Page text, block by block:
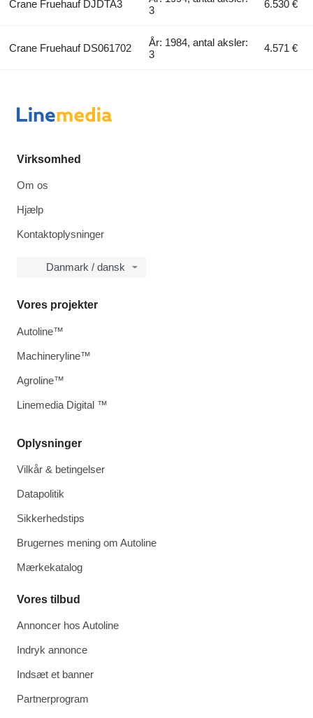
Crane Fruehauf DJDTA3
3
6.530 €
Crane Fruehauf DS061702
År: 1984, antal aksler:
3
4.571 €
Virksomhed
Om os
Hjælp
Kontaktoplysninger
Danmark / dansk
Oplysninger
Vilkår & betingelser
Datapolitik
Sikkerhedstips
Brugernes mening om Autoline
Mærkekatalog
Vores tilbud
Annoncer hos Autoline
Indryk annonce
Indsæt et banner
Partnerprogram
Vores projekter
Autoline™
Machineryline™
Agroline™
Linemedia Digital ™